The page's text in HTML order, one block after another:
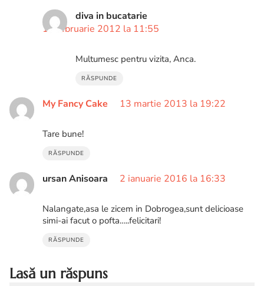
diva in bucatarie
17 februarie 2012 la 11:55
Multumesc pentru vizita, Anca.
RĂSPUNDE
My Fancy Cake 13 martie 2013 la 19:22
Tare bune!
RĂSPUNDE
ursan Anisoara 2 ianuarie 2016 la 16:33
Nalangate,asa le zicem in Dobrogea,sunt delicioase
simi-ai facut o pofta…..felicitari!
RĂSPUNDE
Lasă un răspuns